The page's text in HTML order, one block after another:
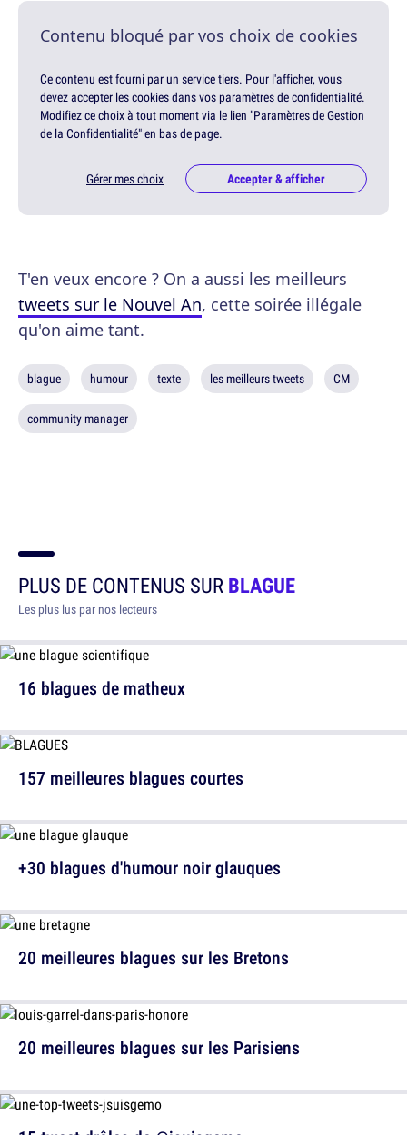
Contenu bloqué par vos choix de cookies
Ce contenu est fourni par un service tiers. Pour l'afficher, vous
devez accepter les cookies dans vos paramètres de confidentialité.
Modifiez ce choix à tout moment via le lien "Paramètres de Gestion
de la Confidentialité" en bas de page.
Gérer mes choix Accepter & afficher
T'en veux encore ? On a aussi les meilleurs
tweets sur le Nouvel An, cette soirée illégale
qu'on aime tant.
blague humour texte les meilleurs tweets CM
community manager
PLUS DE CONTENUS SURBLAGUE
Les plus lus par nos lecteurs
16 blagues de matheux
+30 blagues d'humour noir glauques
20 meilleures blagues sur les Parisiens
157 meilleures blagues courtes
20 meilleures blagues sur les Bretons